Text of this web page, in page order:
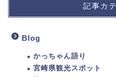
記事カ
Blog
かっちゃん語り
宮崎県観光スポット